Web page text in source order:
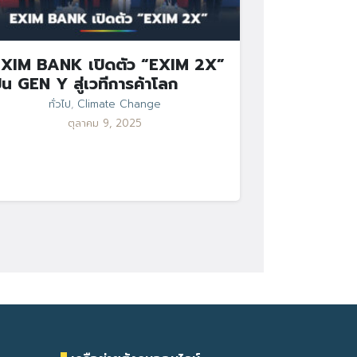
BANK เปิดตัว “EXIM 2X”
GEN Y สู่เวทีการค้าโลก
ทั่วไป, Climate Change
ตุลาคม 9, 2025